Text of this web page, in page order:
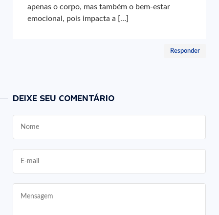
apenas o corpo, mas também o bem-estar
emocional, pois impacta a […]
Responder
DEIXE SEU COMENTÁRIO